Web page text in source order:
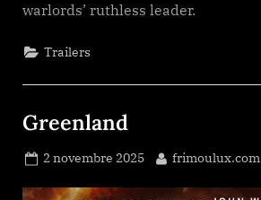
warlords’ ruthless leader.
Trailers
Greenland
Posted
2 novembre 2025 By
frimoulux.com